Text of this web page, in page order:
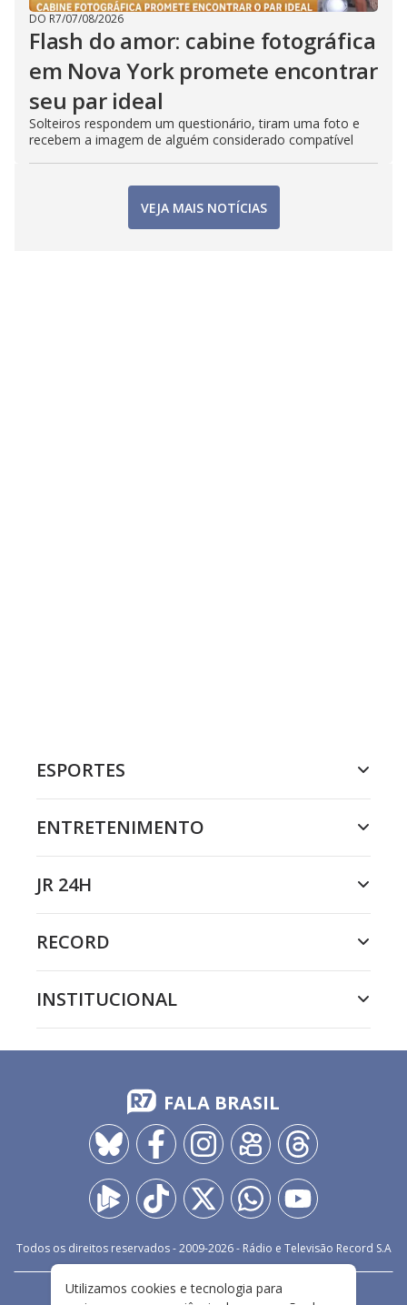
DO R7/07/08/2026
Flash do amor: cabine fotográfica
em Nova York promete encontrar
seu par ideal
Solteiros respondem um questionário, tiram uma foto e
recebem a imagem de alguém considerado compatível
VEJA MAIS NOTÍCIAS
ESPORTES
ENTRETENIMENTO
JR 24H
RECORD
INSTITUCIONAL
FALA BRASIL
Todos os direitos reservados - 2009-2026- Rádio e Televisão Record S.A
FALE CONOSCO PRIVACIDADE
Utilizamos cookies e tecnologia para